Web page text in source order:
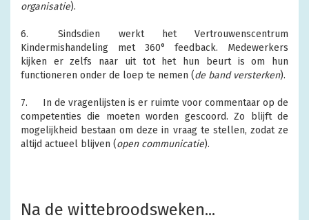
organisatie).
6.
Sindsdien werkt het Vertrouwenscentrum
Kindermishandeling met 360° feedback. Medewerkers
kijken er zelfs naar uit tot het hun beurt is om hun
functioneren onder de loep te nemen (de band versterken).
7.
In de vragenlijsten is er ruimte voor commentaar op de
competenties die moeten worden gescoord. Zo blijft de
mogelijkheid bestaan om deze in vraag te stellen, zodat ze
altijd actueel blijven (open communicatie).
Na de wittebroodsweken...